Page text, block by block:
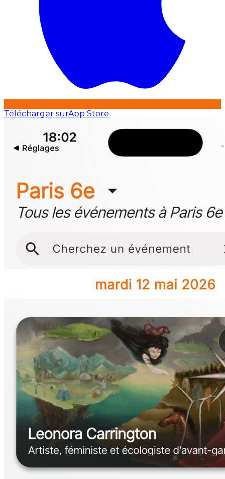
Télécharger surApp Store